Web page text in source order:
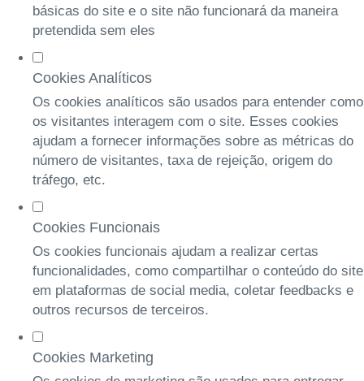
básicas do site e o site não funcionará da maneira
pretendida sem eles
Cookies Analíticos
Os cookies analíticos são usados para entender como
os visitantes interagem com o site. Esses cookies
ajudam a fornecer informações sobre as métricas do
número de visitantes, taxa de rejeição, origem do
tráfego, etc.
Cookies Funcionais
Os cookies funcionais ajudam a realizar certas
funcionalidades, como compartilhar o conteúdo do site
em plataformas de social media, coletar feedbacks e
outros recursos de terceiros.
Cookies Marketing